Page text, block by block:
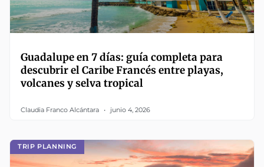
Guadalupe en 7 días: guía completa para
descubrir el Caribe Francés entre playas,
volcanes y selva tropical
Claudia Franco Alcántara junio 4, 2026
TRIP PLANNING